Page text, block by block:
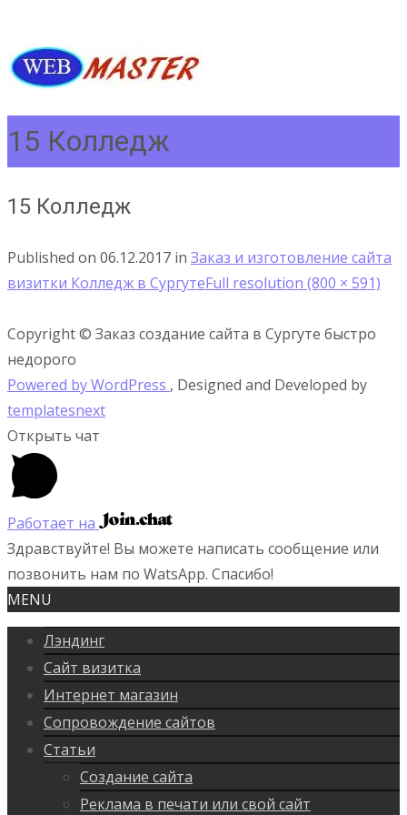
15 Колледж
15 Колледж
Published on 06.12.2017 in Заказ и изготовление сайта
визитки Колледж в СургутеFull resolution (800 × 591)
Copyright © Заказ создание сайта в Сургуте быстро
недорого
Powered by WordPress , Designed and Developed by
templatesnext
Открыть чат
Работает на
Здравствуйте! Вы можете написать сообщение или
позвонить нам по WatsApp. Спасибо!
MENU
Лэндинг
Сайт визитка
Интернет магазин
Сопровождение сайтов
Статьи
Создание сайта
Реклама в печати или свой сайт